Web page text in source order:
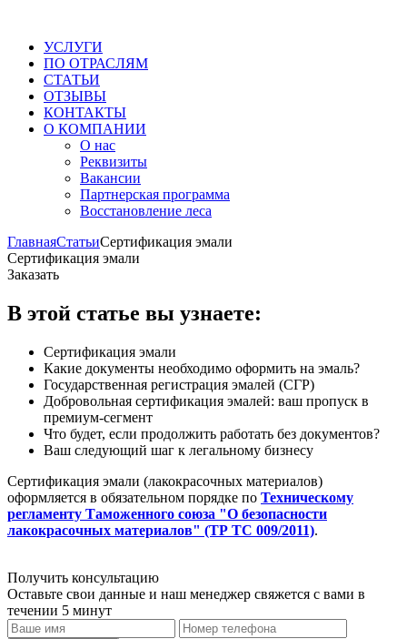
УСЛУГИ
ПО ОТРАСЛЯМ
СТАТЬИ
ОТЗЫВЫ
КОНТАКТЫ
О КОМПАНИИ
О нас
Реквизиты
Вакансии
Партнерская программа
Восстановление леса
ГлавнаяСтатьиСертификация эмали
Сертификация эмали
Заказать
В этой статье вы узнаете:
Сертификация эмали
Какие документы необходимо оформить на эмаль?
Государственная регистрация эмалей (СГР)
Добровольная сертификация эмалей: ваш пропуск в
премиум-сегмент
Что будет, если продолжить работать без документов?
Ваш следующий шаг к легальному бизнесу
Сертификация эмали (лакокрасочных материалов)
оформляется в обязательном порядке по Техническому
регламенту Таможенного союза "О безопасности
лакокрасочных материалов" (ТР ТС 009/2011).
Получить консультацию
Оставьте свои данные и наш менеджер свяжется с вами в
течении 5 минут